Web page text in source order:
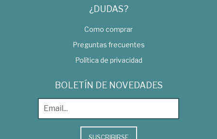
¿DUDAS?
Como comprar
Preguntas frecuentes
Política de privacidad
BOLETÍN DE NOVEDADES
SUSCRIBIRSE